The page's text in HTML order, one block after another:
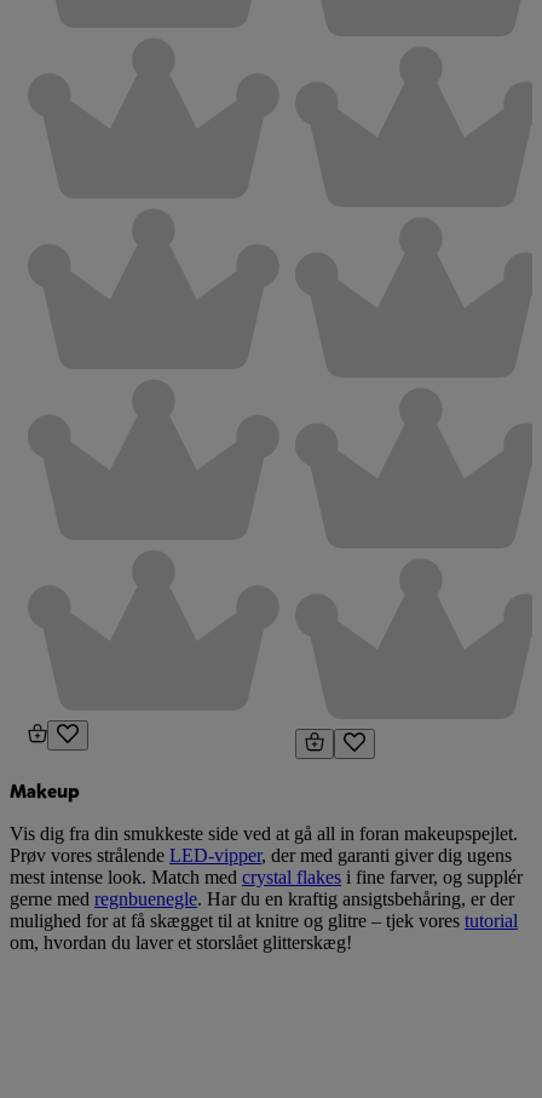
Makeup
Vis dig fra din smukkeste side ved at gå all in foran makeupspejlet.
Prøv vores strålende LED-vipper, der med garanti giver dig ugens
mest intense look. Match med crystal flakes i fine farver, og supplér
gerne med regnbuenegle. Har du en kraftig ansigtsbehåring, er der
mulighed for at få skægget til at knitre og glitre – tjek vores tutorial
om, hvordan du laver et storslået glitterskæg!